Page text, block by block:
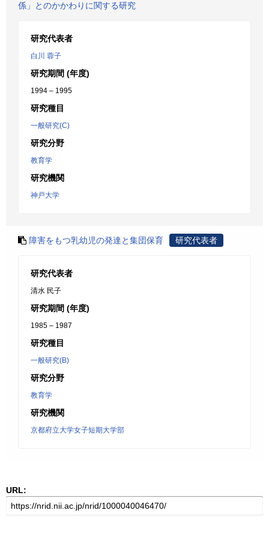
係」とのかかわりに関する研究
研究代表者
白川 蓉子
研究期間 (年度)
1994 – 1995
研究種目
一般研究(C)
研究分野
教育学
研究機関
神戸大学
障害をもつ乳幼児の発達と集団保育 研究代表者
研究代表者
清水 民子
研究期間 (年度)
1985 – 1987
研究種目
一般研究(B)
研究分野
教育学
研究機関
京都府立大学女子短期大学部
URL: